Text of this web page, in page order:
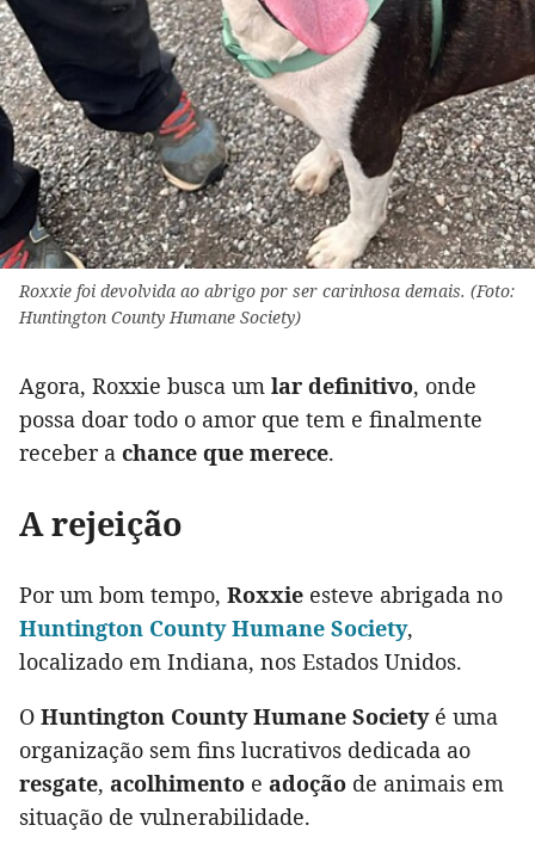
Roxxie foi devolvida ao abrigo por ser carinhosa demais. (Foto:
Huntington County Humane Society)
Agora, Roxxie busca um lar definitivo, onde
possa doar todo o amor que tem e finalmente
receber a chance que merece.
A rejeição
Por um bom tempo, Roxxie esteve abrigada no
Huntington County Humane Society,
localizado em Indiana, nos Estados Unidos.
O Huntington County Humane Societyé uma
organização sem fins lucrativos dedicada ao
resgate, acolhimento e adoção de animais em
situação de vulnerabilidade.